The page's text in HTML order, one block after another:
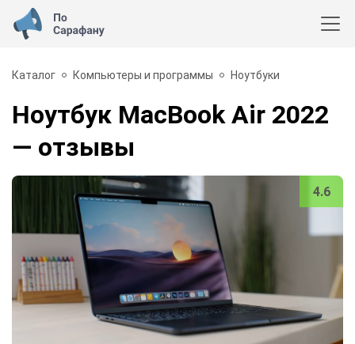
Каталог Компьютеры и программы Ноутбуки
Ноутбук MacBook Air 2022
— отзывы
4.6